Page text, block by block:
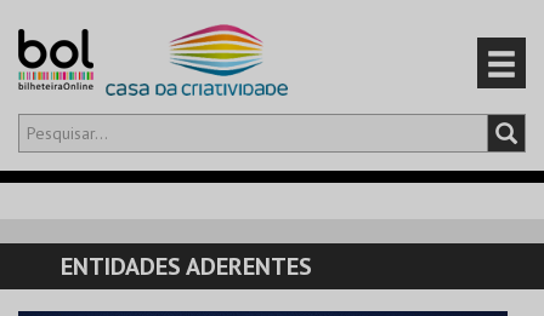
Olá,iniciar sessão
CARRINHO
EVENTOS
ENTIDADES ADERENTES